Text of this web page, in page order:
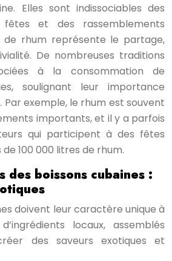
Elles sont indissociables des
fêtes et des rassemblements
de rhum représente le partage,
De nombreuses traditions
à la consommation de
soulignant leur importance
exemple, le rhum est souvent
importants, et il y a parfois
qui participent à des fêtes
100 000 litres de rhum.
des boissons cubaines :
doivent leur caractère unique à
locaux, assemblés
des saveurs exotiques et